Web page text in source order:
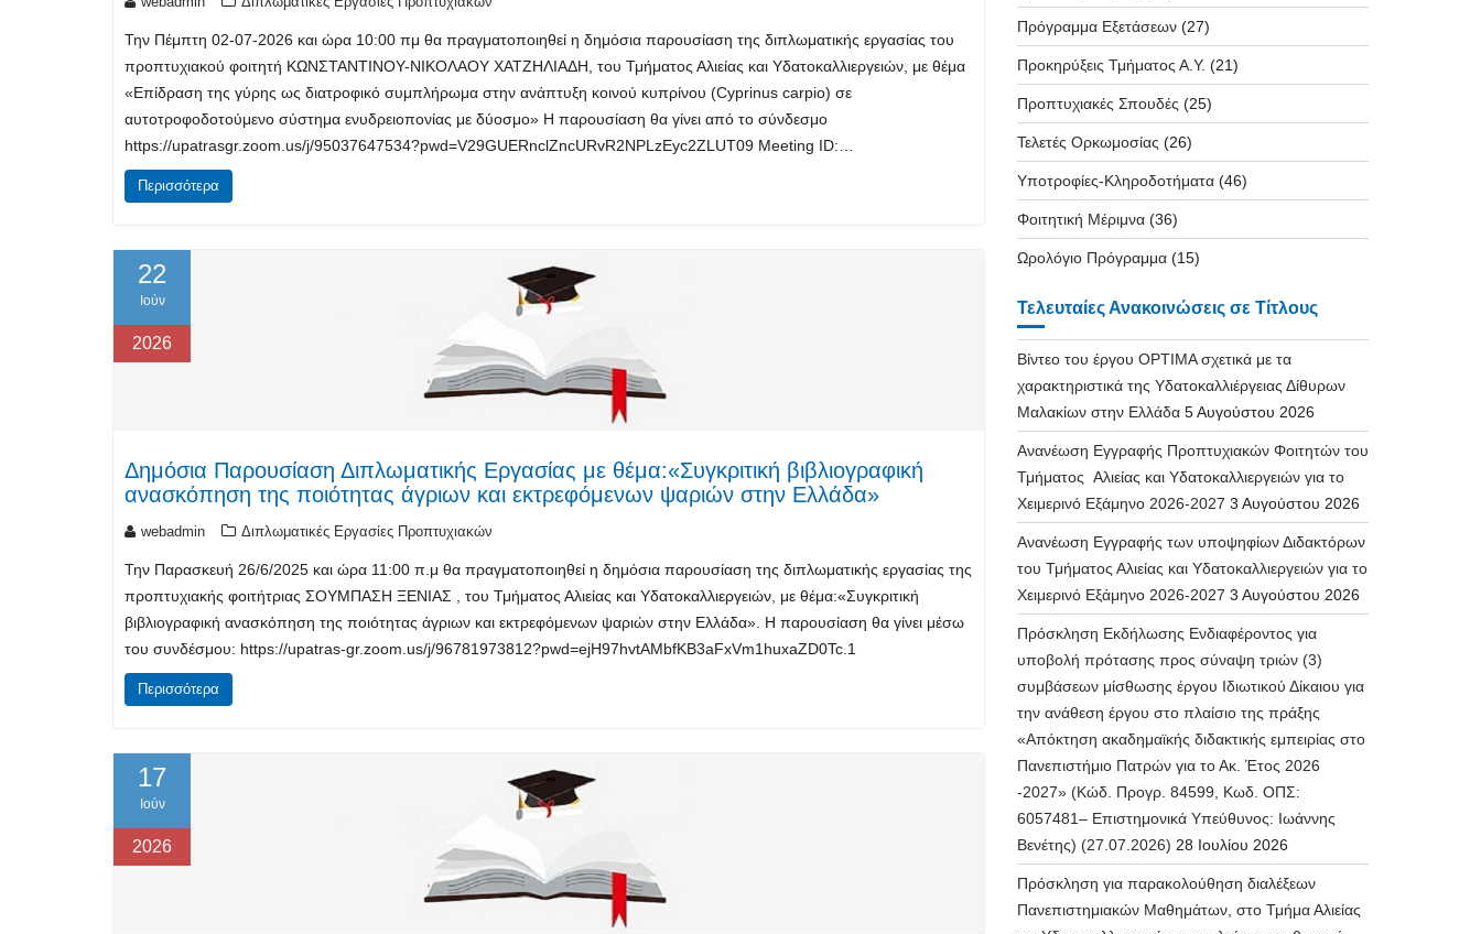
Την Πέμπτη 02-07-2026 και ώρα 10:00 πμ θα πραγματοποιηθεί η δημόσια παρουσίαση της διπλωματικής εργασίας του
προπτυχιακού φοιτητή ΚΩΝΣΤΑΝΤΙΝΟΥ-ΝΙΚΟΛΑΟΥ ΧΑΤΖΗΛΙΑΔΗ, του Τμήματος Αλιείας και Υδατοκαλλιεργειών, με θέμα
«Επίδραση της γύρης ως διατροφικό συμπλήρωμα στην ανάπτυξη κοινού κυπρίνου (Cyprinus carpio) σε
αυτοτροφοδοτούμενο σύστημα ενυδρειοπονίας με δύοσμο» Η παρουσίαση θα γίνει από το σύνδεσμο
https://upatrasgr.zoom.us/j/95037647534?pwd=V29GUERnclZncURvR2NPLzEyc2ZLUT09 Meeting ID:…
Περισσότερα
22
Ιούν
2026
Δημόσια Παρουσίαση Διπλωματικής Εργασίας με θέμα:«Συγκριτική βιβλιογραφική
ανασκόπηση της ποιότητας άγριων και εκτρεφόμενων ψαριών στην Ελλάδα»
webadmin Διπλωματικές Εργασίες Προπτυχιακών
Την Παρασκευή 26/6/2025 και ώρα 11:00 π.μ θα πραγματοποιηθεί η δημόσια παρουσίαση της διπλωματικής εργασίας της
προπτυχιακής φοιτήτριας ΣΟΥΜΠΑΣΗ ΞΕΝΙΑΣ , του Τμήματος Αλιείας και Υδατοκαλλιεργειών, με θέμα:«Συγκριτική
βιβλιογραφική ανασκόπηση της ποιότητας άγριων και εκτρεφόμενων ψαριών στην Ελλάδα». Η παρουσίαση θα γίνει μέσω
του συνδέσμου: https://upatras-gr.zoom.us/j/96781973812?pwd=ejH97hvtAMbfKB3aFxVm1huxaZD0Tc.1
Περισσότερα
17
Ιούν
2026
Πρόγραμμα Εξετάσεων(27)
Προκηρύξεις Τμήματος Α.Υ. (21)
Προπτυχιακές Σπουδές (25)
Τελετές Ορκωμοσίας (26)
Υποτροφίες-Κληροδοτήματα(46)
Φοιτητική Μέριμνα(36)
Ωρολόγιο Πρόγραμμα(15)
Τελευταίες Ανακοινώσεις σε Τίτλους
Βίντεο του έργου OPTIMA σχετικά με τα
χαρακτηριστικά της Υδατοκαλλιέργειας Δίθυρων
Μαλακίων στην Ελλάδα 5 Αυγούστου 2026
Ανανέωση Εγγραφής Προπτυχιακών Φοιτητών του
Τμήματος Αλιείας και Υδατοκαλλιεργειών για το
Χειμερινό Εξάμηνο 2026-2027 3 Αυγούστου 2026
Ανανέωση Εγγραφής των υποψηφίων Διδακτόρων
του Τμήματος Αλιείας και Υδατοκαλλιεργειών για το
Χειμερινό Εξάμηνο 2026-2027 3 Αυγούστου 2026
Πρόσκληση Εκδήλωσης Ενδιαφέροντος για
υποβολή πρότασης προς σύναψη τριών (3)
συμβάσεων μίσθωσης έργου Ιδιωτικού Δίκαιου για
την ανάθεση έργου στο πλαίσιο της πράξης
«Απόκτηση ακαδημαϊκής διδακτικής εμπειρίας στο
Πανεπιστήμιο Πατρών για το Ακ. Έτος 2026
-2027» (Κώδ. Προγρ. 84599, Κωδ. ΟΠΣ:
6057481– Επιστημονικά Υπεύθυνος: Ιωάννης
Βενέτης) (27.07.2026) 28 Ιουλίου 2026
Πρόσκληση για παρακολούθηση διαλέξεων
Πανεπιστημιακών Μαθημάτων, στο Τμήμα Αλιείας